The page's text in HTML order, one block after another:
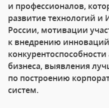
и профессионалов,
развитие технологий и
России, мотивации
к внедрению
бизнеса, выявления
по построению
систем.